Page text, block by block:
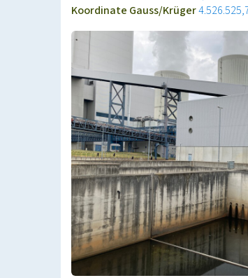
Koordinate Gauss/Krüger